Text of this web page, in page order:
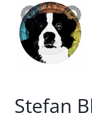
Inhalt
springen
Stefan